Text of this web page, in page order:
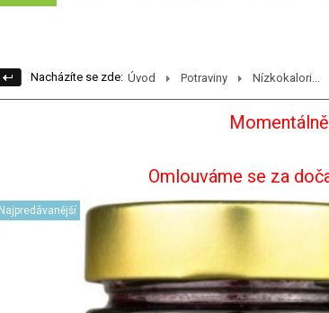
Nacházíte se zde: Úvod Potraviny Nízkokalori...
Omlouváme se za
Najpredávanější